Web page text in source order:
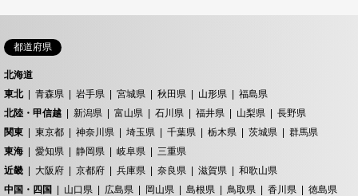
都道府県
北海道
東北
青森県 岩手県 宮城県 秋田県 山形県
福島県
北陸・甲信越
新潟県 富山県 石川県 福井県 山梨県
長野県
関東
東京都 神奈川県 埼玉県 千葉県 栃木県 茨城県
群馬県
東海
愛知県 静岡県 岐阜県
三重県
近畿
大阪府 京都府 兵庫県 奈良県 滋賀県
和歌山県
中国・四国
山口県 広島県 岡山県 島根県 鳥取県 香川県
徳島県